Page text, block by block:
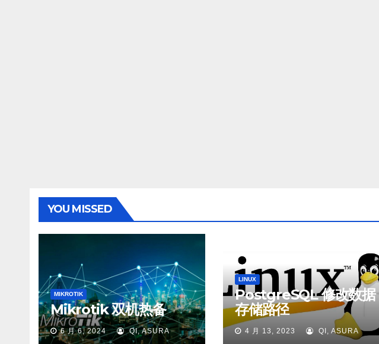
YOU MISSED
MIKROTIK
Mikrotik 双机热备
6 月 6, 2024 QI, ASURA
LINUX
PostgreSQL 修改数据
存储路径
4 月 13, 2023 QI, ASURA